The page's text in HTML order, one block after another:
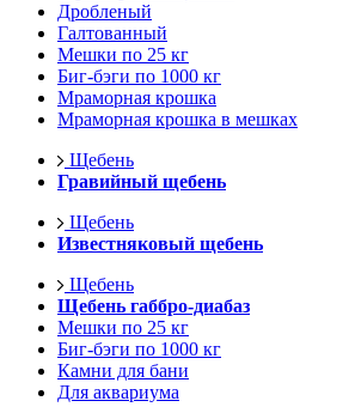
Дробленый
Галтованный
Мешки по 25 кг
Биг-бэги по 1000 кг
Мраморная крошка
Мраморная крошка в мешках
Щебень
Гравийный щебень
Щебень
Известняковый щебень
Щебень
Щебень габбро-диабаз
Мешки по 25 кг
Биг-бэги по 1000 кг
Камни для бани
Для аквариума